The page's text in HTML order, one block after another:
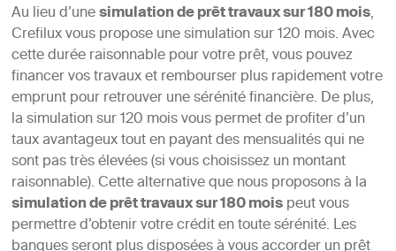
Au lieu d’unesimulation de prêt travaux sur 180 mois,
Crefilux vous propose une simulation sur 120 mois. Avec
cette durée raisonnable pour votre prêt, vous pouvez
financer vos travaux et rembourser plus rapidement votre
emprunt pour retrouver une sérénité financière. De plus,
la simulation sur 120 mois vous permet de profiter d’un
taux avantageux tout en payant des mensualités qui ne
sont pas très élevées (si vous choisissez un montant
raisonnable). Cette alternative que nous proposons à la
simulation de prêt travaux sur 180 moispeut vous
permettre d’obtenir votre crédit en toute sérénité. Les